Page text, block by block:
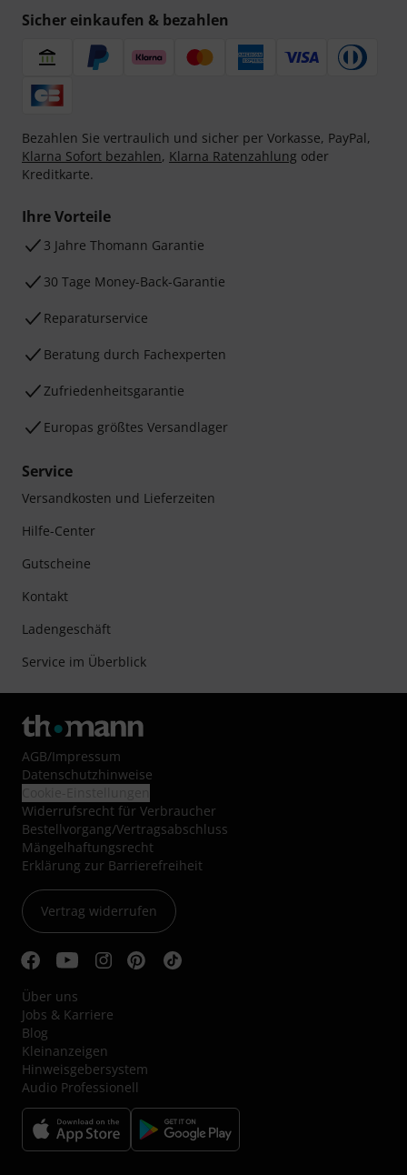
Sicher einkaufen & bezahlen
Bezahlen Sie vertraulich und sicher per Vorkasse, PayPal,
Klarna Sofort bezahlen, Klarna Ratenzahlung oder
Kreditkarte.
Ihre Vorteile
3 Jahre Thomann Garantie
30 Tage Money-Back-Garantie
Reparaturservice
Beratung durch Fachexperten
Zufriedenheitsgarantie
Europas größtes Versandlager
Service
Versandkosten und Lieferzeiten
Hilfe-Center
Gutscheine
Kontakt
Ladengeschäft
Service im Überblick
AGB/Impressum
Datenschutzhinweise
Widerrufsrecht für Verbraucher
Bestellvorgang/Vertragsabschluss
Mängelhaftungsrecht
Erklärung zur Barrierefreiheit
Vertrag widerrufen
Über uns
Jobs & Karriere
Blog
Kleinanzeigen
Hinweisgebersystem
Audio Professionell